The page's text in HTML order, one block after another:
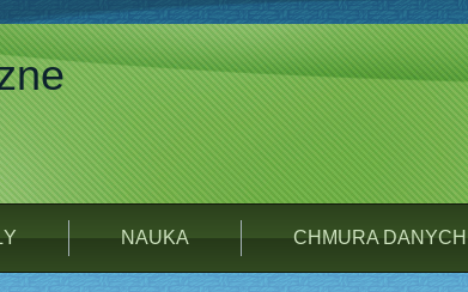
NAUKA CHMURA DANYCH